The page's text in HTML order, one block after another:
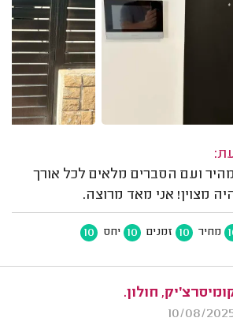
ועם הסברים מלאים לכל אורך
מצוין! אני מאד מרוצה.
מחיר 10 זמנים 10 יחס 10
חולון.